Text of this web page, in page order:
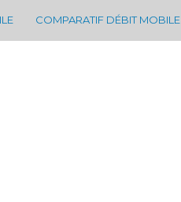
COMPARATIF DÉBIT MOBILE